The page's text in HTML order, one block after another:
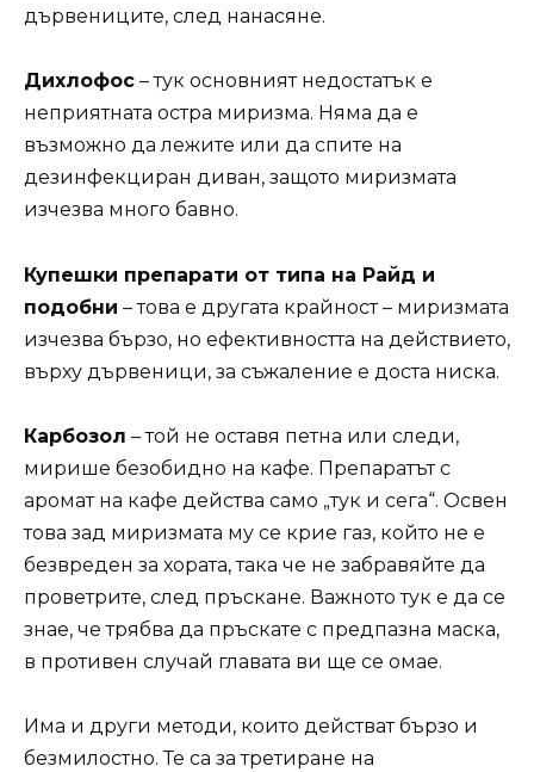
дървениците, след нанасяне.
Дихлофос – тук основният недостатък е
неприятната остра миризма. Няма да е
възможно да лежите или да спите на
дезинфекциран диван, защото миризмата
изчезва много бавно.
Купешки препарати от типа на Райд и
подобни – това е другата крайност – миризмата
изчезва бързо, но ефективността на действието,
върху дървеници, за съжаление е доста ниска.
Карбозол – той не оставя петна или следи,
мирише безобидно на кафе. Препаратът с
аромат на кафе действа само „тук и сега“. Освен
това зад миризмата му се крие газ, който не е
безвреден за хората, така че не забравяйте да
проветрите, след пръскане. Важното тук е да се
знае, че трябва да пръскате с предпазна маска,
в противен случай главата ви ще се омае.
Има и други методи, които действат бързо и
безмилостно. Те са за третиране на